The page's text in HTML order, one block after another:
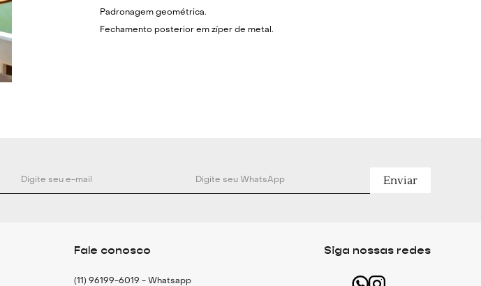
Padronagem geométrica.
Fechamento posterior em zíper de metal.
38- Cintura: 72cm - Quadril: 104cm - Comprimento: 38cm.
Enviar
Fale conosco
(11) 96199-6019 - Whatsapp
Siga nossas redes